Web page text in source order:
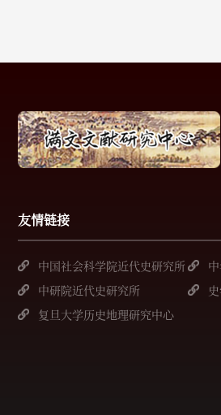
友情链接
中国社会科学院近代史研究所
中研院近代史研究所
复旦大学历史地理研究中心